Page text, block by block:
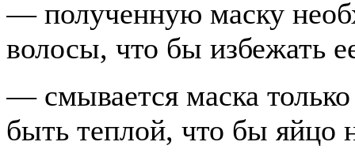
— полученную маску
волосы, что бы избежать
— смывается маска
быть теплой, что бы яйцо